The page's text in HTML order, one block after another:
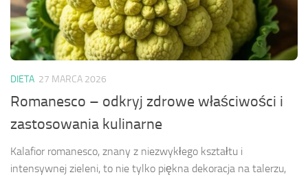
DIETA 27 MARCA 2026
Romanesco – odkryj zdrowe właściwości i
zastosowania kulinarne
Kalafior romanesco, znany z niezwykłego kształtu i
intensywnej zieleni, to nie tylko piękna dekoracja na talerzu,